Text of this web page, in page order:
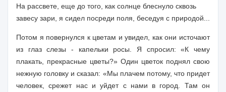
На рассвете, еще до того, как солнце блеснуло сквозь
завесу зари, я сидел посреди поля, беседуя с природой...
Потом я повернулся к цветам и увидел, как они источают
из глаз слезы - капельки росы. Я спросил: «К чему
плакать, прекрасные цветы?» Один цветок поднял свою
нежную головку и сказал: «Мы плачем потому, что придет
человек, срежет нас и уйдет с нами в город. Там он